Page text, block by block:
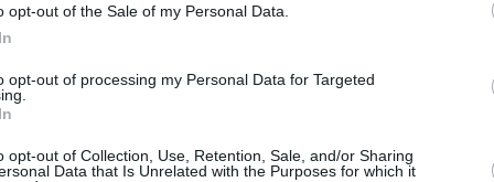
opt-out of the Sale of my Personal Data.
opt-out of processing my Personal Data for Targeted
opt-out of Collection, Use, Retention, Sale, and/or Sharing
Data that Is Unrelated with the Purposes for which it
των